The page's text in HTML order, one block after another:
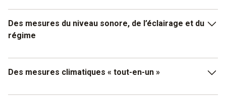
lesquelles de nombreuses personnes séjournent très
simplement grâce au WiFi. Qu’il s’agisse de grands
idéal pour vous.
Des mesures du niveau sonore, de l’éclairage et du
régime
le niveau de bruit dans l’industrie et l’environnement.
Des mesures climatiques « tout-en-un »